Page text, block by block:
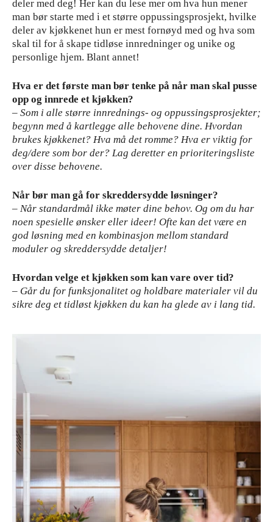
deler med deg! Her kan du lese mer om hva hun mener
man bør starte med i et større oppussingsprosjekt, hvilke
deler av kjøkkenet hun er mest fornøyd med og hva som
skal til for å skape tidløse innredninger og unike og
personlige hjem. Blant annet!
Hva er det første man bør tenke på når man skal pusse
opp og innrede et kjøkken?
– Som i alle større innrednings- og oppussingsprosjekter;
begynn med å kartlegge alle behovene dine. Hvordan
brukes kjøkkenet? Hva må det romme? Hva er viktig for
deg/dere som bor der? Lag deretter en prioriteringsliste
over disse behovene.
Når bør man gå for skreddersydde løsninger?
– Når standardmål ikke møter dine behov. Og om du har
noen spesielle ønsker eller ideer! Ofte kan det være en
god løsning med en kombinasjon mellom standard
moduler og skreddersydde detaljer!
Hvordan velge et kjøkken som kan vare over tid?
– Går du for funksjonalitet og holdbare materialer vil du
sikre deg et tidløst kjøkken du kan ha glede av i lang tid.